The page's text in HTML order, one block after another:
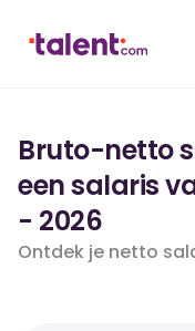
Bruto-netto
een salaris
- 2026
Ontdek je netto